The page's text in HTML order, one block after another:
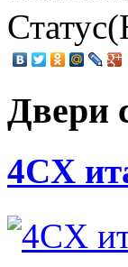
Двери
4CХ